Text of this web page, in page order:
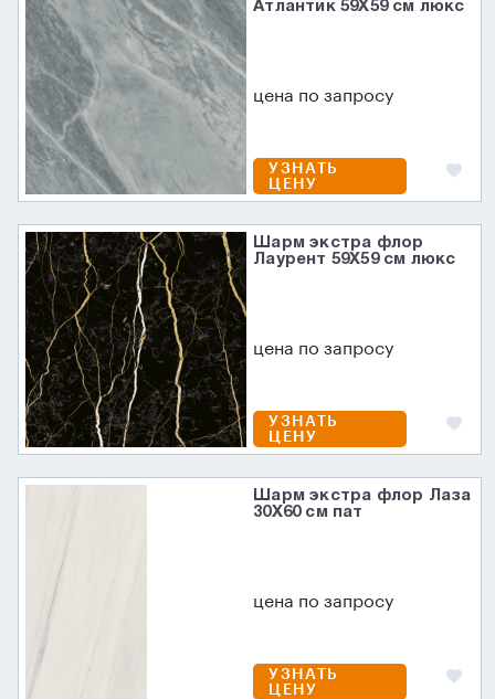
Атлантик 59X59 см люкс
цена по запросу
УЗНАТЬ
ЦЕНУ
Шарм экстра флор
Лаурент 59X59 см люкс
цена по запросу
УЗНАТЬ
ЦЕНУ
Шарм экстра флор Лаза
30X60 см пат
цена по запросу
УЗНАТЬ
ЦЕНУ